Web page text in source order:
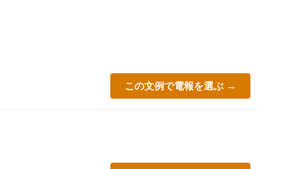
この文例で電報を選ぶ →